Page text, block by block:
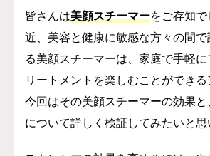
皆さんは美顔スチーマーをご存知
近、美容と健康に敏感な方々の間
る美顔スチーマーは、家庭で手軽に
リートメントを楽しむことができる
今回はその美顔スチーマーの効果
について詳しく検証してみたいと思